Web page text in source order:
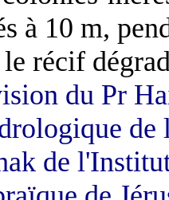
à 10 m,
récif
du Pr
de
de